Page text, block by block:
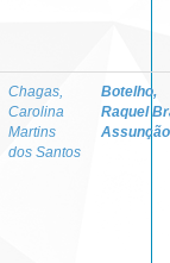
Chagas,
Carolina
Martins
dos Santos
Botelho,
Raquel
Assunção